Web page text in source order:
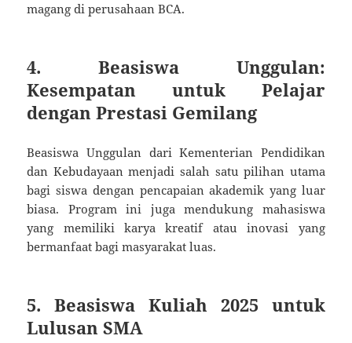
magang di perusahaan BCA.
4. Beasiswa Unggulan:
Kesempatan untuk Pelajar
dengan Prestasi Gemilang
Beasiswa Unggulan dari Kementerian Pendidikan
dan Kebudayaan menjadi salah satu pilihan utama
bagi siswa dengan pencapaian akademik yang luar
biasa. Program ini juga mendukung mahasiswa
yang memiliki karya kreatif atau inovasi yang
bermanfaat bagi masyarakat luas.
5. Beasiswa Kuliah 2025 untuk
Lulusan SMA